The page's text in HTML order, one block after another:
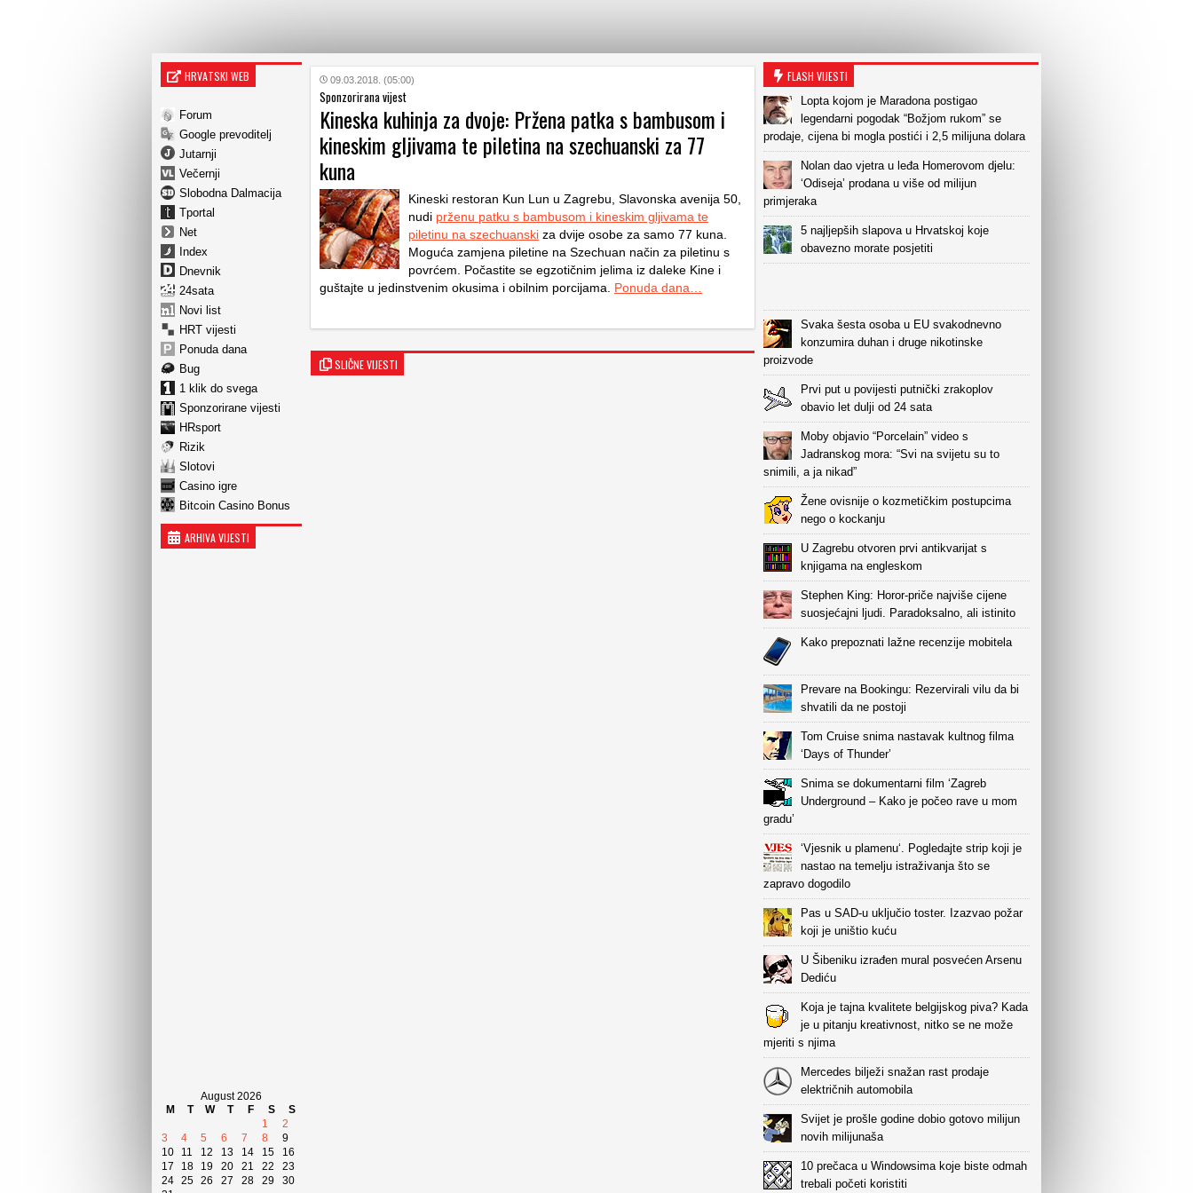
HRVATSKI WEB
Forum
Google prevoditelj
Jutarnji
Večernji
Slobodna Dalmacija
Tportal
Net
Index
Dnevnik
24sata
Novi list
HRT vijesti
Ponuda dana
Bug
1 klik do svega
Sponzorirane vijesti
HRsport
Rizik
Slotovi
Casino igre
Bitcoin Casino Bonus
ARHIVA VIJESTI
August 2026
M
T W T F S
S
1
2
3
4 5 6 7 8
9
10
11 12 13 14 15
16
17
18 19 20 21 22
23
24 25 26 27 28 29
30
09.03.2018. (05:00)
Sponzorirana vijest
Kineska kuhinja za dvoje: Pržena patka s bambusom i
kineskim gljivama te piletina na szechuanski za 77
kuna
Kineski restoran Kun Lun u Zagrebu, Slavonska avenija 50,
nudi prženu patku s bambusom i kineskim gljivama te
piletinu na szechuanski za dvije osobe za samo 77 kuna.
Moguća zamjena piletine na Szechuan način za piletinu s
povrćem. Počastite se egzotičnim jelima iz daleke Kine i
guštajte u jedinstvenim okusima i obilnim porcijama. Ponuda dana…
SLIČNE VIJESTI
FLASH VIJESTI
Lopta kojom je Maradona postigao
legendarni pogodak “Božjom rukom” se
prodaje, cijena bi mogla postići i 2,5 milijuna dolara
Nolan dao vjetra u leđa Homerovom djelu:
‘Odiseja’ prodana u više od milijun
primjeraka
5 najljepših slapova u Hrvatskoj koje
obavezno morate posjetiti
Svaka šesta osoba u EU svakodnevno
konzumira duhan i druge nikotinske
proizvode
Prvi put u povijesti putnički zrakoplov
obavio let dulji od 24 sata
Moby objavio “Porcelain” video s
Jadranskog mora: “Svi na svijetu su to
snimili, a ja nikad”
Žene ovisnije o kozmetičkim postupcima
nego o kockanju
U Zagrebu otvoren prvi antikvarijat s
knjigama na engleskom
Stephen King: Horor-priče najviše cijene
suosjećajni ljudi. Paradoksalno, ali istinito
Kako prepoznati lažne recenzije mobitela
Prevare na Bookingu: Rezervirali vilu da bi
shvatili da ne postoji
Tom Cruise snima nastavak kultnog filma
‘Days of Thunder’
Snima se dokumentarni film ‘Zagreb
Underground – Kako je počeo rave u mom
gradu’
‘Vjesnik u plamenu‘. Pogledajte strip koji je
nastao na temelju istraživanja što se
zapravo dogodilo
Pas u SAD-u uključio toster. Izazvao požar
koji je uništio kuću
U Šibeniku izrađen mural posvećen Arsenu
Dediću
Koja je tajna kvalitete belgijskog piva? Kada
je u pitanju kreativnost, nitko se ne može
mjeriti s njima
Mercedes bilježi snažan rast prodaje
električnih automobila
Svijet je prošle godine dobio gotovo milijun
novih milijunaša
10 prečaca u Windowsima koje biste odmah
trebali početi koristiti